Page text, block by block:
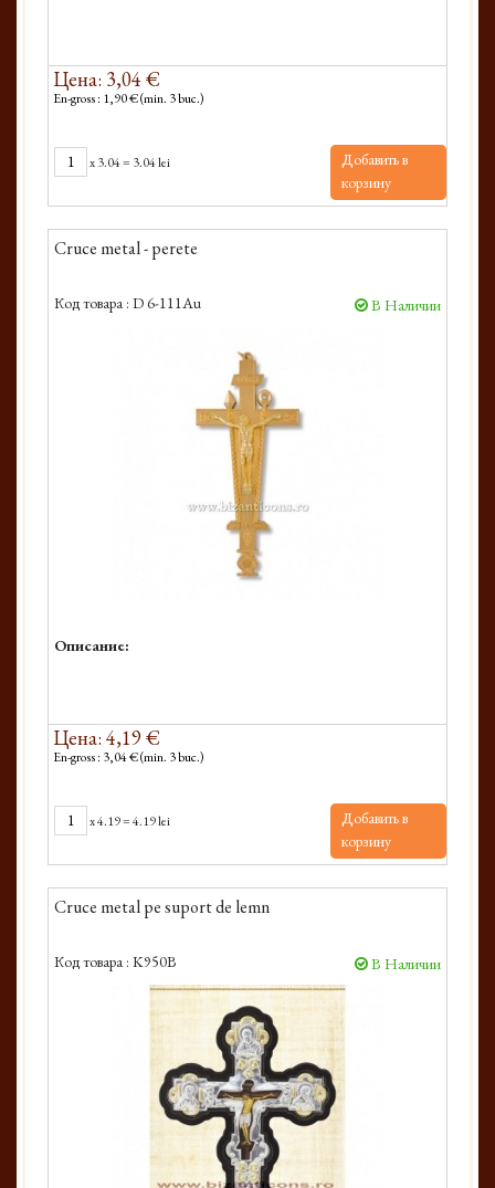
Цена: 3,04 €
En-gross : 1,90 € (min. 3 buc.)
x3.04= 3.04 lei
Добавить в
корзину
Cruce metal - perete
Код товара : D 6-111Au В Наличии
Описание:
Цена: 4,19 €
En-gross : 3,04 € (min. 3 buc.)
x4.19=4.19 lei
Добавить в
корзину
Cruce metal pe suport de lemn
Код товара : K950B В Наличии